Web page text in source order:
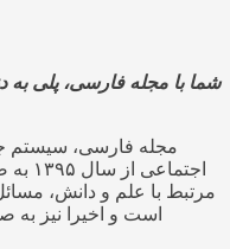
شما با مجله فارسی، پلی
مجله فارسی، سیستم
مرتبط با علم و دانش،
است و اخیرا نیز